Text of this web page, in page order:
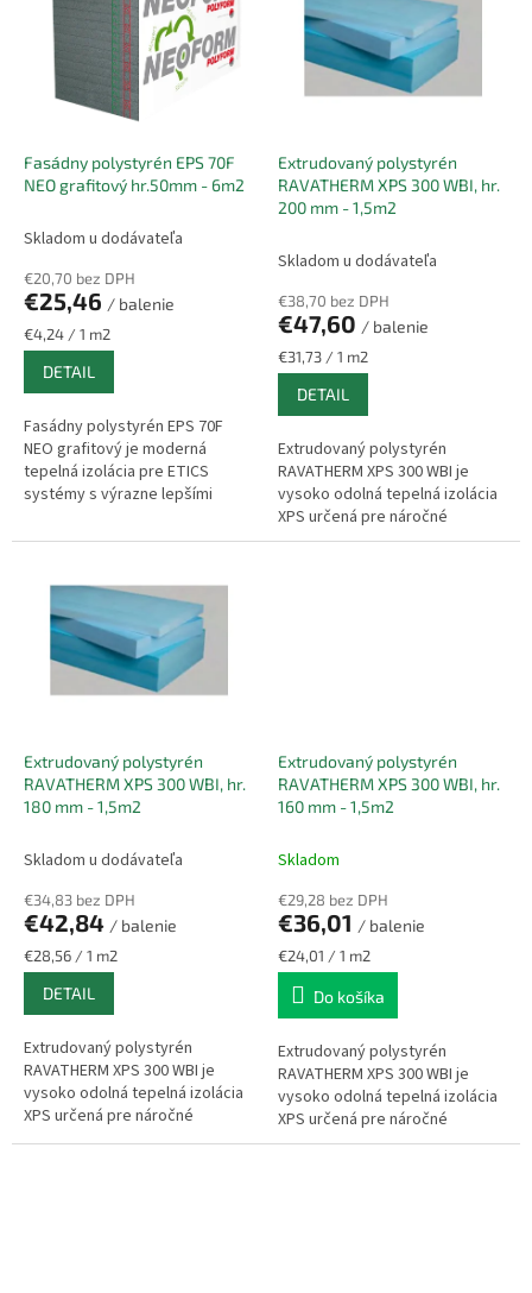
Fasádny polystyrén EPS 70F
NEO grafitový hr.50mm - 6m2
Skladom u dodávateľa
€20,70 bez DPH
€25,46 / balenie
Jednotková
cena:
€4,24 / 1 m2
DETAIL
Fasádny polystyrén EPS 70F
NEO grafitový je moderná
tepelná izolácia pre ETICS
systémy s výrazne lepšími
bežný biely EPS. Vďaka obsahu
Extrudovaný polystyrén
RAVATHERM XPS 300 WBI, hr.
200 mm - 1,5m2
Skladom u dodávateľa
€38,70 bez DPH
€47,60 / balenie
Jednotková
cena:
€31,73 / 1 m2
DETAIL
Extrudovaný polystyrén
RAVATHERM XPS 300 WBI je
vysoko odolná tepelná izolácia
XPS určená pre náročné
stavebné aplikácie so
Extrudovaný polystyrén
RAVATHERM XPS 300 WBI, hr.
180 mm - 1,5m2
Skladom u dodávateľa
€34,83 bez DPH
€42,84 / balenie
Jednotková
cena:
€28,56 / 1 m2
DETAIL
Extrudovaný polystyrén
RAVATHERM XPS 300 WBI je
vysoko odolná tepelná izolácia
XPS určená pre náročné
stavebné aplikácie so
Extrudovaný polystyrén
RAVATHERM XPS 300 WBI, hr.
160 mm - 1,5m2
Skladom
€29,28 bez DPH
€36,01 / balenie
Jednotková
cena:
€24,01 / 1 m2
Do košíka
Extrudovaný polystyrén
RAVATHERM XPS 300 WBI je
vysoko odolná tepelná izolácia
XPS určená pre náročné
stavebné aplikácie so